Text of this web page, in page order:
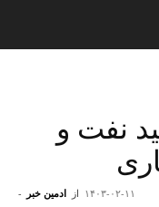
نفت و
از ادمین خبر - ۱۴۰۳-۰۲-۱۱